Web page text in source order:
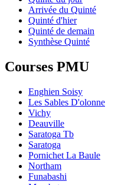
Arrivée du Quinté
Quinté d'hier
Quinté de demain
Synthèse Quinté
Courses PMU
Enghien Soisy
Les Sables D'olonne
Vichy
Deauville
Saratoga Tb
Saratoga
Pornichet La Baule
Northam
Funabashi